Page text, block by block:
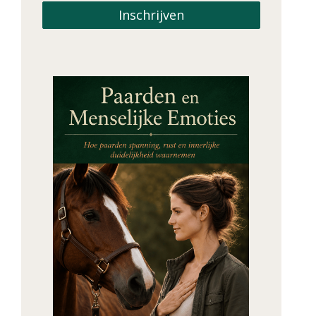
Inschrijven